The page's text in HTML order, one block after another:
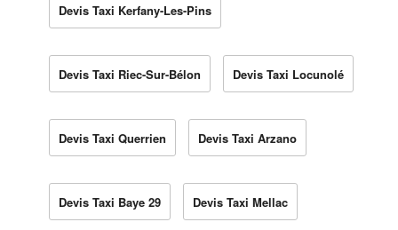
Devis Taxi Kerfany-Les-Pins
Devis Taxi Riec-Sur-Bélon Devis Taxi Locunolé
Devis Taxi Querrien Devis Taxi Arzano
Devis Taxi Baye 29 Devis Taxi Mellac